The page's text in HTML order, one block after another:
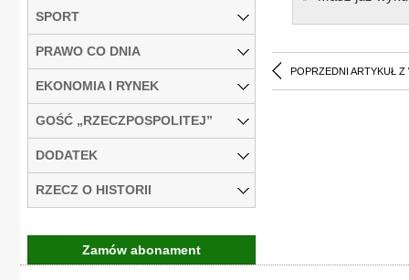
POPRZEDNI ARTYKUŁ Z
SPORT
PRAWO CO DNIA
EKONOMIA I RYNEK
GOŚĆ „RZECZPOSPOLITEJ”
DODATEK
RZECZ O HISTORII
Zamów abonament